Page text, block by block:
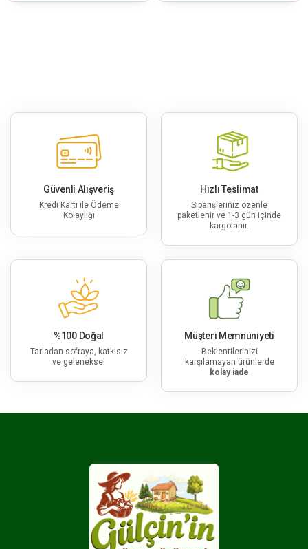
Güvenli Alışveriş
Kredi Kartı ile Ödeme
Kolaylığı
Hızlı Teslimat
Siparişleriniz özenle
paketlenir ve 1-3 gün içinde
kargolanır.
%100 Doğal
Tarladan sofraya, katkısız
ve geleneksel
Müşteri Memnuniyeti
Beklentilerinizi
karşılamayan ürünlerde
kolay iade